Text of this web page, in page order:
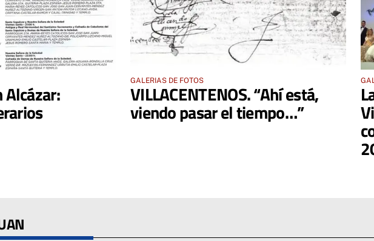
Alcázar:
GALERIAS DE FOTOS
VILLACENTENOS. “Ahí está,
viendo pasar el tiempo…”